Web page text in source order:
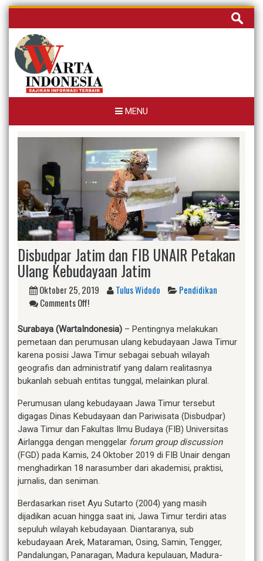
Skip
content
Cari
untuk:
MENU
Disbudpar Jatim dan FIB UNAIR Petakan
Ulang Kebudayaan Jatim
Oktober 25, 2019 Tulus Widodo
Pendidikan
Comments Off!
Surabaya (WartaIndonesia) – Pentingnya melakukan
pemetaan dan perumusan ulang kebudayaan Jawa Timur
karena posisi Jawa Timur sebagai sebuah wilayah
geografis dan administratif yang dalam realitasnya
bukanlah sebuah entitas tunggal, melainkan plural.
Perumusan ulang kebudayaan Jawa Timur tersebut
digagas Dinas Kebudayaan dan Pariwisata (Disbudpar)
Jawa Timur dan Fakultas Ilmu Budaya (FIB) Universitas
Airlangga dengan menggelar forum group discussion
(FGD) pada Kamis, 24 Oktober 2019 di FIB Unair dengan
menghadirkan 18 narasumber dari akademisi, praktisi,
jurnalis, dan seniman.
Berdasarkan riset Ayu Sutarto (2004) yang masih
dijadikan acuan hingga saat ini, Jawa Timur terdiri atas
sepuluh wilayah kebudayaan. Diantaranya, sub
kebudayaan Arek, Mataraman, Osing, Samin, Tengger,
Pandalungan, Panaragan, Madura kepulauan, Madura-